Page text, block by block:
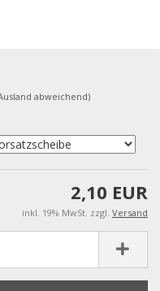
abweichend)
2,10 EUR
inkl. 19% MwSt. zzgl. Versand